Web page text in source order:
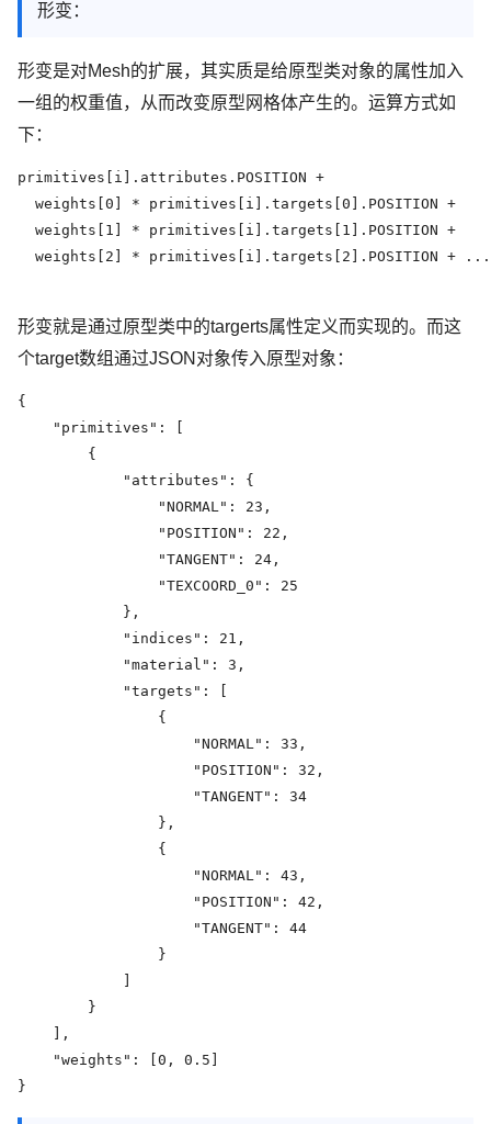
形变：
形变是对Mesh的扩展，其实质是给原型类对象的属性加入
一组的权重值，从而改变原型网格体产生的。运算方式如
下：
primitives[i].attributes.POSITION +
  weights[0] * primitives[i].targets[0].POSITION +
  weights[1] * primitives[i].targets[1].POSITION +
  weights[2] * primitives[i].targets[2].POSITION + ...
形变就是通过原型类中的targerts属性定义而实现的。而这
个target数组通过JSON对象传入原型对象：
{
    "primitives": [
        {
            "attributes": {
                "NORMAL": 23,
                "POSITION": 22,
                "TANGENT": 24,
                "TEXCOORD_0": 25
            },
            "indices": 21,
            "material": 3,
            "targets": [
                {
                    "NORMAL": 33,
                    "POSITION": 32,
                    "TANGENT": 34
                },
                {
                    "NORMAL": 43,
                    "POSITION": 42,
                    "TANGENT": 44
                }
        }
    ],
    "weights": [0, 0.5]
}